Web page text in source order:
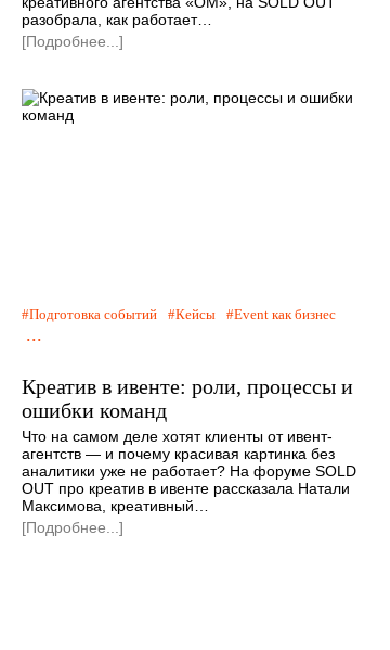
разобрала, как работает…
[Подробнее...]
Подготовка событий Кейсы Event как бизнес
...
Креатив в ивенте: роли, процессы и
ошибки команд
Что на самом деле хотят клиенты от ивент-
агентств — и почему красивая картинка без
аналитики уже не работает? На форуме SOLD
OUT про креатив в ивенте рассказала Натали
Максимова, креативный…
[Подробнее...]